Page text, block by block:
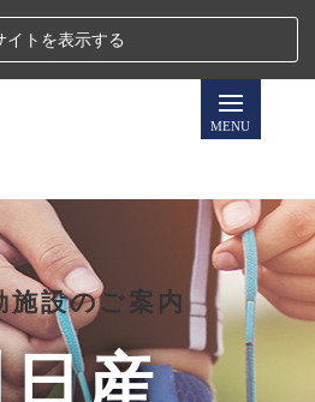
イトを表示する
設のご案内
産